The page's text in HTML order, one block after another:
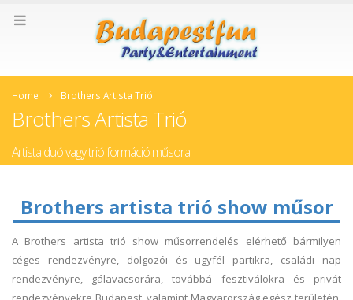
Home Brothers Artista Trió
Brothers Artista Trió
Artista duó vagy trió formáció műsora
Brothers artista trió show műsor
A Brothers artista trió show műsorrendelés elérhető bármilyen
céges rendezvényre, dolgozói és ügyfél partikra, családi nap
rendezvényre, gálavacsorára, továbbá fesztiválokra és privát